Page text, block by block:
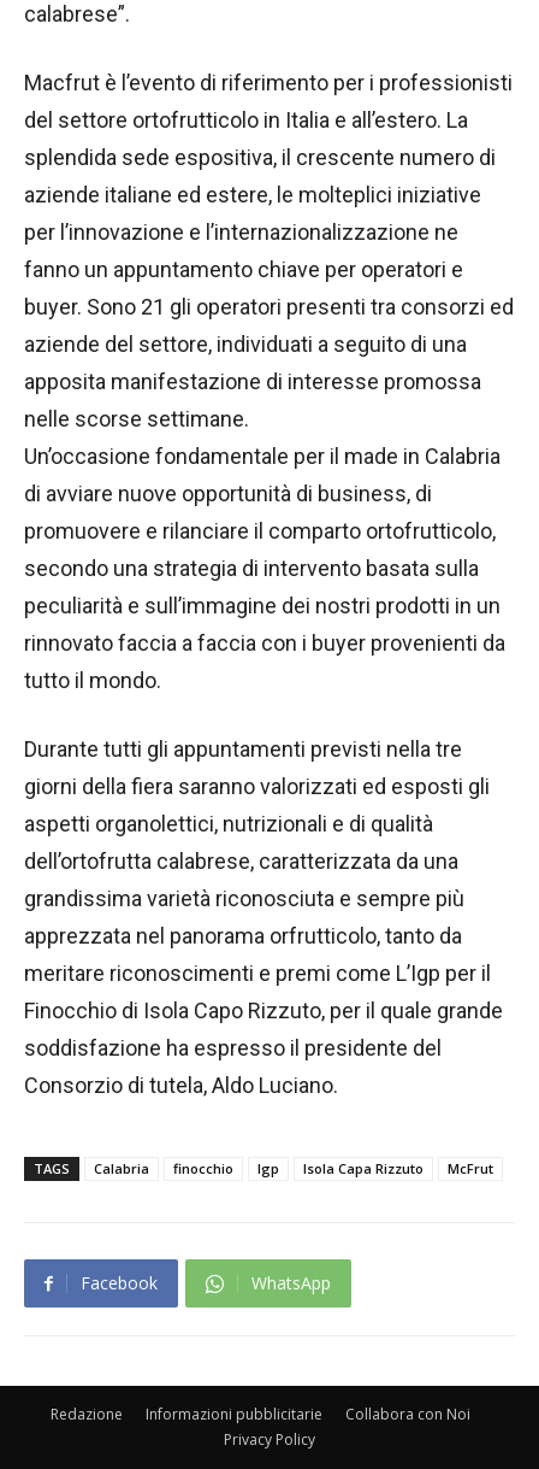
calabrese”.
Macfrut è l’evento di riferimento per i professionisti
del settore ortofrutticolo in Italia e all’estero. La
splendida sede espositiva, il crescente numero di
aziende italiane ed estere, le molteplici iniziative
per l’innovazione e l’internazionalizzazione ne
fanno un appuntamento chiave per operatori e
buyer. Sono 21 gli operatori presenti tra consorzi ed
aziende del settore, individuati a seguito di una
apposita manifestazione di interesse promossa
nelle scorse settimane.
Un’occasione fondamentale per il made in Calabria
di avviare nuove opportunità di business, di
promuovere e rilanciare il comparto ortofrutticolo,
secondo una strategia di intervento basata sulla
peculiarità e sull’immagine dei nostri prodotti in un
rinnovato faccia a faccia con i buyer provenienti da
tutto il mondo.
Durante tutti gli appuntamenti previsti nella tre
giorni della fiera saranno valorizzati ed esposti gli
aspetti organolettici, nutrizionali e di qualità
dell’ortofrutta calabrese, caratterizzata da una
grandissima varietà riconosciuta e sempre più
apprezzata nel panorama orfrutticolo, tanto da
meritare riconoscimenti e premi come L’Igp per il
Finocchio di Isola Capo Rizzuto, per il quale grande
soddisfazione ha espresso il presidente del
Consorzio di tutela, Aldo Luciano.
TAGS Calabria finocchio Igp Isola Capa Rizzuto McFrut
Facebook WhatsApp
Redazione Informazioni pubblicitarie
Collabora con Noi
Privacy Policy